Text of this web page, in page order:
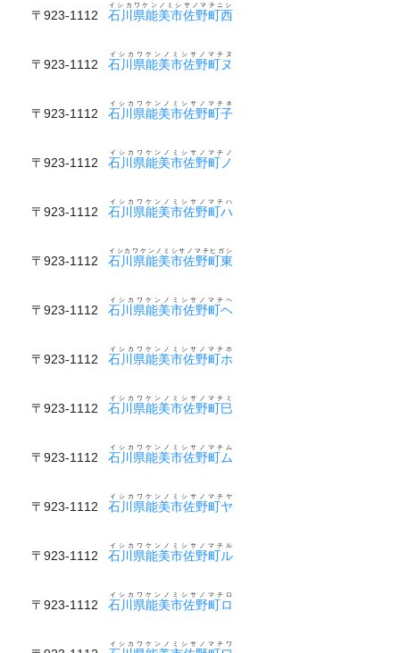
〒923-1112 石川県能美市佐野町西
イシカワケンノミシサノマチニシ
〒923-1112 石川県能美市佐野町ヌ
イシカワケンノミシサノマチヌ
〒923-1112 石川県能美市佐野町子
イシカワケンノミシサノマチネ
〒923-1112 石川県能美市佐野町ノ
イシカワケンノミシサノマチノ
〒923-1112 石川県能美市佐野町ハ
イシカワケンノミシサノマチハ
〒923-1112 石川県能美市佐野町東
イシカワケンノミシサノマチヒガシ
〒923-1112 石川県能美市佐野町ヘ
イシカワケンノミシサノマチヘ
〒923-1112 石川県能美市佐野町ホ
イシカワケンノミシサノマチホ
〒923-1112 石川県能美市佐野町巳
イシカワケンノミシサノマチミ
〒923-1112 石川県能美市佐野町ム
イシカワケンノミシサノマチム
〒923-1112 石川県能美市佐野町ヤ
イシカワケンノミシサノマチヤ
〒923-1112 石川県能美市佐野町ル
イシカワケンノミシサノマチル
〒923-1112 石川県能美市佐野町ロ
イシカワケンノミシサノマチロ
イシカワケンノミシサノマチワ